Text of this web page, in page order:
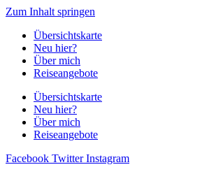
Zum Inhalt springen
Übersichtskarte
Neu hier?
Über mich
Reiseangebote
Übersichtskarte
Neu hier?
Über mich
Reiseangebote
Facebook Twitter Instagram